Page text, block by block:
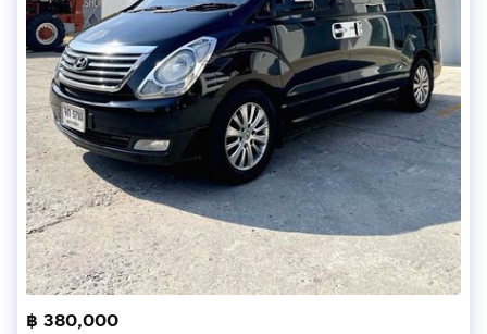
฿ 380,000